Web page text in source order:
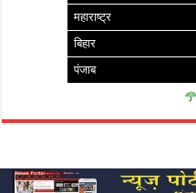
महाराष्ट्र
बिहार
पंजाब